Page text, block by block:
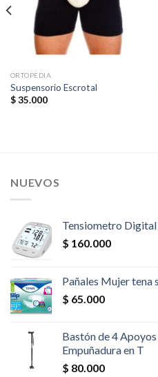
ORTOPEDIA
Suspensorio Escrotal
$35.000
NUEVOS
Tensiometro
$ 160.000
Pañales Mujer tena
$ 65.000
Bastón de 4
Empuñadura en T
$ 80.000